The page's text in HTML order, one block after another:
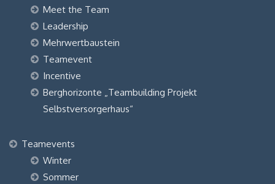
Meet the Team
Leadership
Mehrwertbaustein
Teamevent
Incentive
Berghorizonte „Teambuilding Projekt
Selbstversorgerhaus“
Teamevents
Winter
Sommer